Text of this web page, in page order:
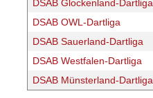
DSAB Glockenland-Dartliga
DSAB OWL-Dartliga
DSAB Sauerland-Dartliga
DSAB Westfalen-Dartliga
DSAB Münsterland-Dartliga